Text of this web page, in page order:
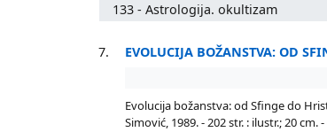
133 - Astrologija. okultizam
7. EVOLUCIJA BOŽANSTVA: OD
Evolucija božanstva: od Sfinge do
Simović, 1989. - 202 str. : ilustr.; 20